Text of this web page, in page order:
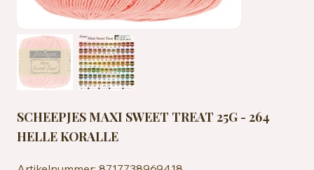
SCHEEPJES MAXI SWEET TREAT 25G - 264
HELLE KORALLE